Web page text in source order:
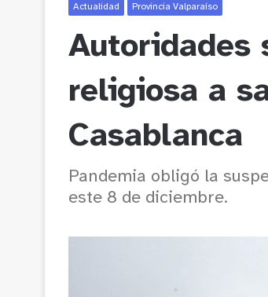
Actualidad Provincia Valparaíso
Autoridades
religiosa a
Casablanca
Pandemia obligó la
este 8 de diciembre.